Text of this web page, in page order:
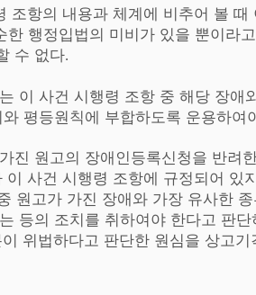
조항의 내용과 체계에 비추어 볼
한 행정입법의 미비가 있을 뿐이라
수 없다.
이 사건 시행령 조항 중 해당 장
평등원칙에 부합하도록 운용하여
진 원고의 장애인등록신청을 반려
이 사건 시행령 조항에 규정되어
원고가 가진 장애와 가장 유사한
등의 조치를 취하여야 한다고 판단
위법하다고 판단한 원심을 상고기